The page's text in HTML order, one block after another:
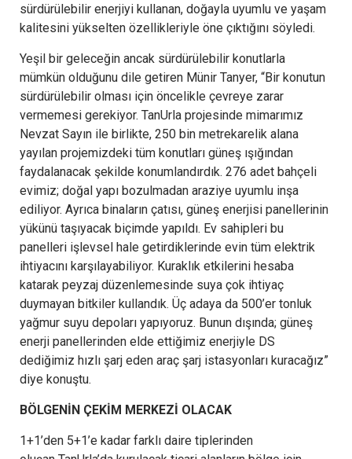
sürdürülebilir enerjiyi kullanan, doğayla uyumlu ve yaşam
kalitesini yükselten özellikleriyle öne çıktığını söyledi.
Yeşil bir geleceğin ancak sürdürülebilir konutlarla
mümkün olduğunu dile getiren Münir Tanyer, “Bir konutun
sürdürülebilir olması için öncelikle çevreye zarar
vermemesi gerekiyor. TanUrla projesinde mimarımız
Nevzat Sayın ile birlikte, 250 bin metrekarelik alana
yayılan projemizdeki tüm konutları güneş ışığından
faydalanacak şekilde konumlandırdık. 276 adet bahçeli
evimiz; doğal yapı bozulmadan araziye uyumlu inşa
ediliyor. Ayrıca binaların çatısı, güneş enerjisi panellerinin
yükünü taşıyacak biçimde yapıldı. Ev sahipleri bu
panelleri işlevsel hale getirdiklerinde evin tüm elektrik
ihtiyacını karşılayabiliyor. Kuraklık etkilerini hesaba
katarak peyzaj düzenlemesinde suya çok ihtiyaç
duymayan bitkiler kullandık. Üç adaya da 500’er tonluk
yağmur suyu depoları yapıyoruz. Bunun dışında; güneş
enerji panellerinden elde ettiğimiz enerjiyle DS
dediğimiz hızlı şarj eden araç şarj istasyonları kuracağız”
diye konuştu.
BÖLGENİN ÇEKİM MERKEZİ OLACAK
1+1’den 5+1’e kadar farklı daire tiplerinden